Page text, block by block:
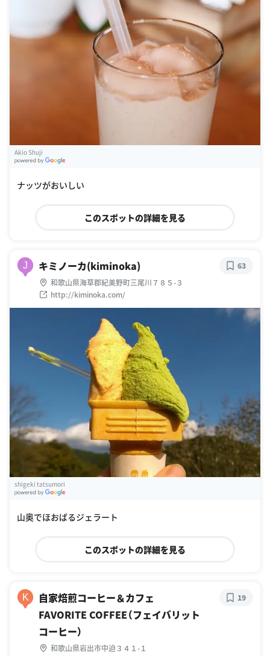
Akio Shuji
ナッツがおいしい
このスポットの詳細を見る
J キミノーカ(kiminoka)
和歌山県海草郡紀美野町三尾川７８５-３
http://kiminoka.com/
63
shigeki tatsumori
山奥でほおばるジェラート
このスポットの詳細を見る
K
自家焙煎コーヒー＆カフェ
FAVORITE COFFEE（フェイバリット
コーヒー）
和歌山県岩出市中迫３４１-１
19